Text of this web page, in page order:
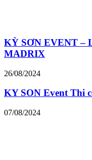
KỲ SƠN EVENT –
MADRIX
26/08/2024
KY SON Event Thi
07/08/2024